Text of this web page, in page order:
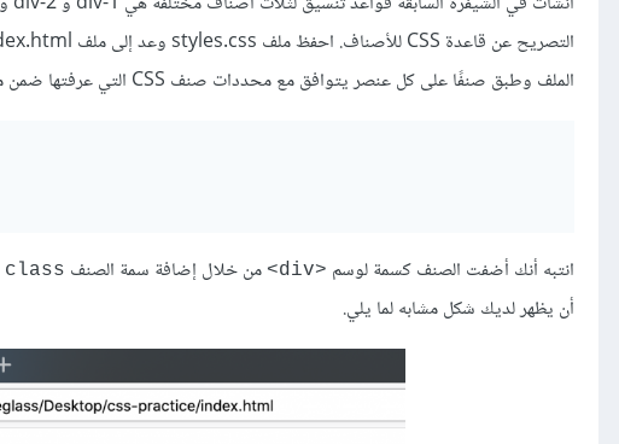
التصريح عن قاعدة CSS للأصناف. احفظ ملف styles.css وعد إلى ملف index.html ثم امسح عنصر
الملف وطبق صنفًا على كل عنصر يتوافق مع محددات صنف CSS التي عرفتها ضمن ملف styles.css.
انتبه أنك أضفت الصنف كسمة لوسم <div> من خلال إضافة سمة الصنف class
أن يظهر لديك شكل مشابه لما يلي.